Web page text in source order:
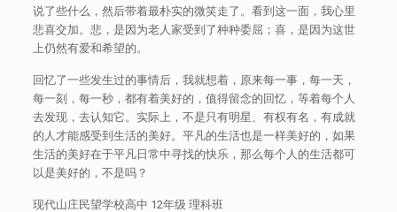
说了些什么，然后带着最朴实的微笑走了。看到这一面，我心里
悲喜交加。悲，是因为老人家受到了种种委屈；喜，是因为这世
上仍然有爱和希望的。
回忆了一些发生过的事情后，我就想着，原来每一事，每一天，
每一刻，每一秒，都有着美好的，值得留念的回忆，等着每个人
去发现，去认知它。实际上，不是只有明星、有权有名，有成就
的人才能感受到生活的美好。平凡的生活也是一样美好的，如果
生活的美好在于平凡日常中寻找的快乐，那么每个人的生活都可
以是美好的，不是吗？
现代山庄民望学校高中 12年级 理科班